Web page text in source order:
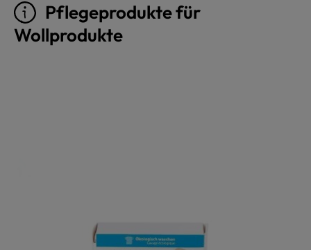
Pflegeprodukte für
Wollprodukte